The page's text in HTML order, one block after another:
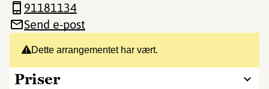
Dette arrangementet har vært.
Priser
91181134
Send e-post